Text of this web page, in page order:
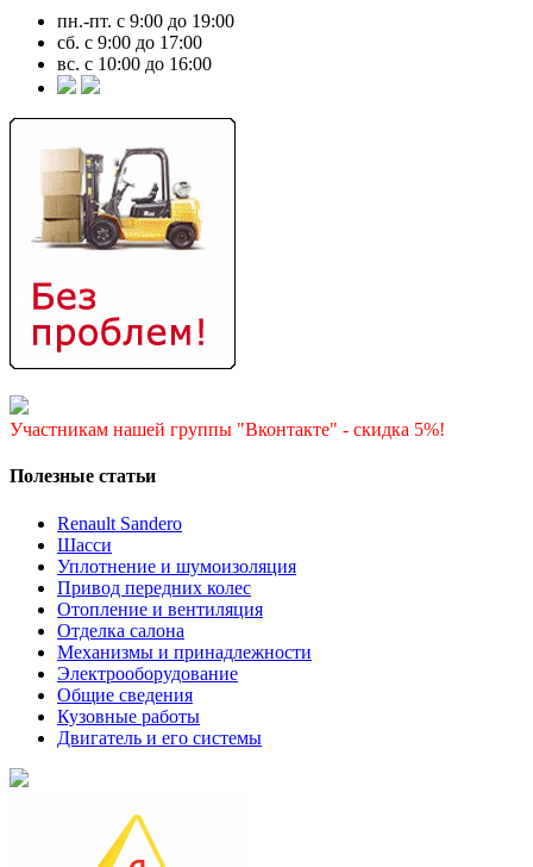
пн.-пт. с 9:00 до 19:00
сб. с 9:00 до 17:00
вс. с 10:00 до 16:00
Участникам нашей группы "Вконтакте" - скидка 5%!
Полезные статьи
Renault Sandero
Шасси
Уплотнение и шумоизоляция
Привод передних колес
Отопление и вентиляция
Отделка салона
Механизмы и принадлежности
Электрооборудование
Общие сведения
Кузовные работы
Двигатель и его системы